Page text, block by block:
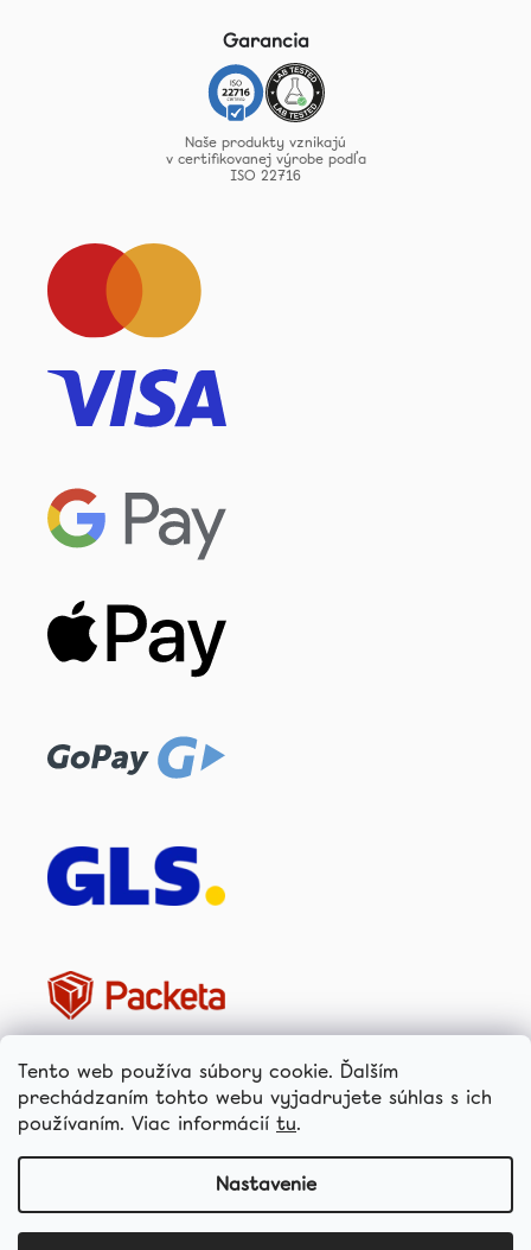
Tento web používa súbory cookie. Ďalším
prechádzaním tohto webu vyjadrujete súhlas s ich
používaním. Viac informácií tu.
Nastavenie
Garancia
Naše produkty vznikajú
v certifikovanej výrobe podľa
ISO 22716
hellococo.sk